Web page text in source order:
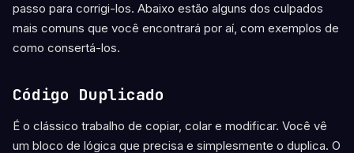
passo para corrigi-los. Abaixo estão alguns dos culpados
mais comuns que você encontrará por aí, com exemplos de
como consertá-los.
Código Duplicado
É o clássico trabalho de copiar, colar e modificar. Você vê
um bloco de lógica que precisa e simplesmente o duplica. O